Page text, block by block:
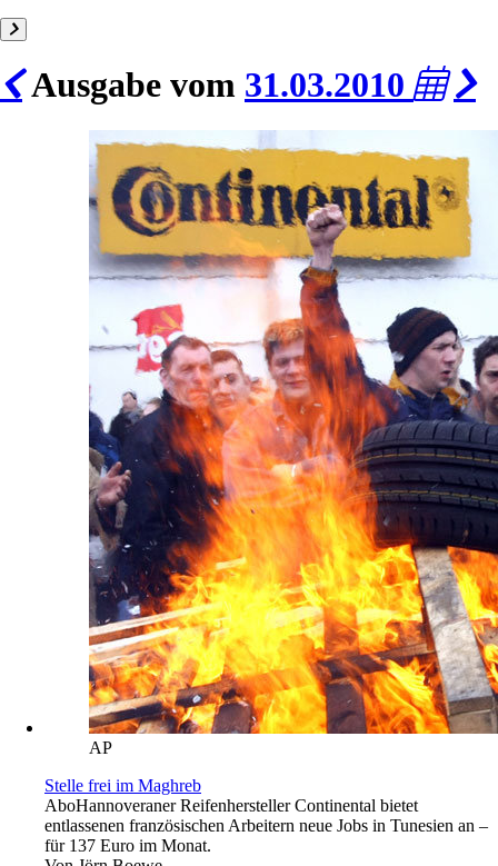
Ausgabe vom 31.03.2010
AP
Stelle frei im Maghreb
AboHannoveraner Reifenhersteller Continental bietet
entlassenen französischen Arbeitern neue Jobs in Tunesien an –
für 137 Euro im Monat.